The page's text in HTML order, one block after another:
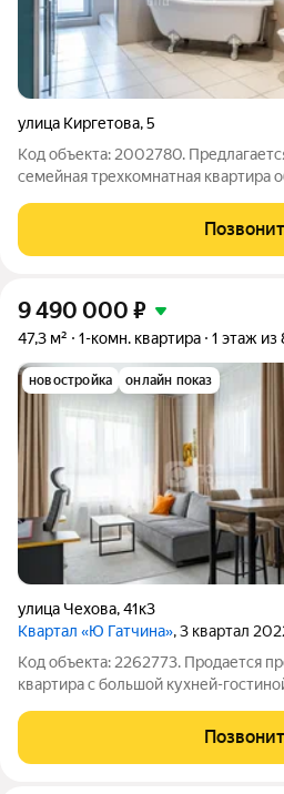
улица Киргетова,5
Код объекта: 2002780.
семейная трехкомнатная квартира
площадью 14,2 м2, выполненная
индивидуальному заказу . -
9 490 000 ₽
47,3 м² 1-комн. квартира 1 этаж из
новостройка онлайн показ
улица Чехова,41к3
Квартал «Ю Гатчина», 3 квартал
Код объекта: 2262773. Продается
квартира с большой кухней-
современном жилом комплексе IQ
экологически чистом районе города.